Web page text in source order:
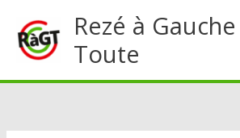
contenu
Rezé à Gauche
Toute